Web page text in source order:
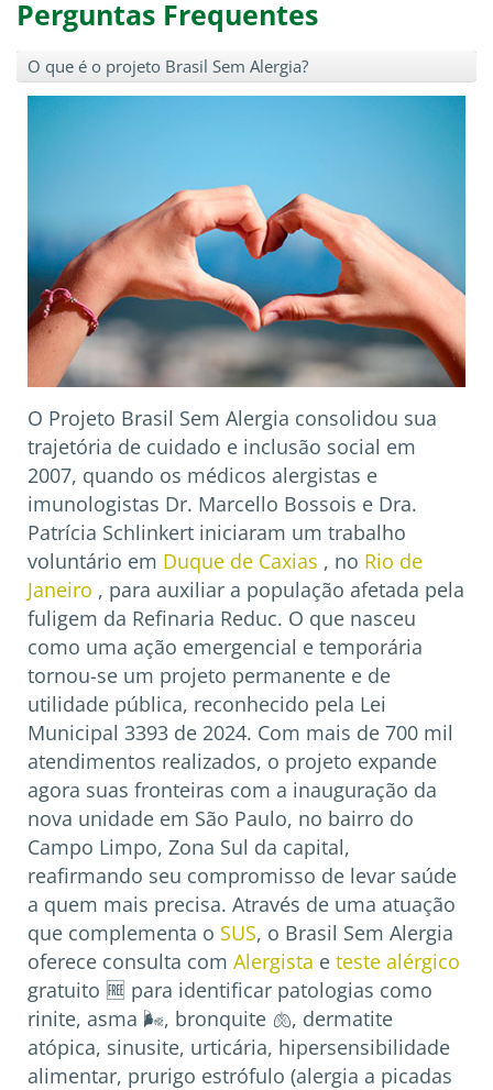
Perguntas Frequentes
O que é o projeto Brasil Sem Alergia?
O Projeto Brasil Sem Alergia consolidou sua
trajetória de cuidado e inclusão social em
2007, quando os médicos alergistas e
imunologistas Dr. Marcello Bossois e Dra.
Patrícia Schlinkert iniciaram um trabalho
voluntário em Duque de Caxias , no Rio de
Janeiro , para auxiliar a população afetada pela
fuligem da Refinaria Reduc. O que nasceu
como uma ação emergencial e temporária
tornou-se um projeto permanente e de
utilidade pública, reconhecido pela Lei
Municipal 3393 de 2024. Com mais de 700 mil
atendimentos realizados, o projeto expande
agora suas fronteiras com a inauguração da
nova unidade em São Paulo, no bairro do
Campo Limpo, Zona Sul da capital,
reafirmando seu compromisso de levar saúde
a quem mais precisa. Através de uma atuação
que complementa o SUS, o Brasil Sem Alergia
oferece consulta com Alergista e teste alérgico
gratuito 🆓 para identificar patologias como
rinite, asma 🌬️, bronquite 🫁, dermatite
atópica, sinusite, urticária, hipersensibilidade
alimentar, prurigo estrófulo (alergia a picadas